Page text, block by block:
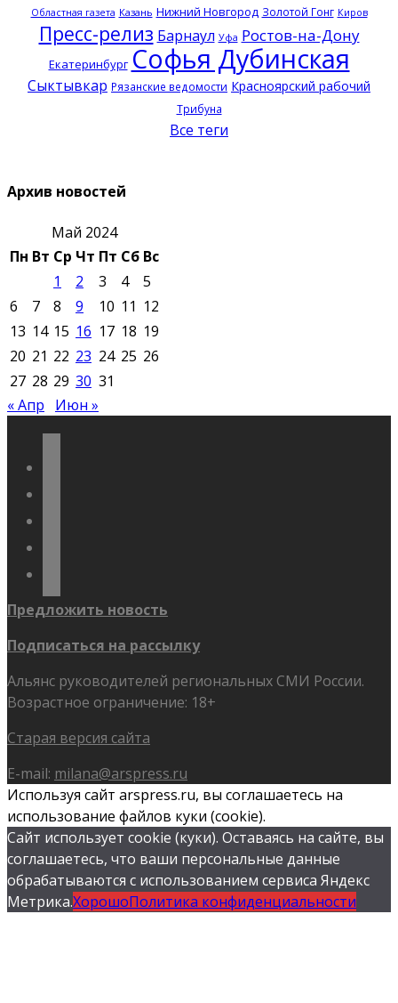
Областная газета Казань Нижний Новгород Золотой Гонг Киров
Пресс-релиз Барнаул Уфа Ростов-на-Дону
Екатеринбург Софья Дубинская
Сыктывкар Рязанские ведомости Красноярский рабочий
Трибуна
Все теги
Архив новостей
Май 2024
Пн Вт Ср Чт Пт Сб Вс
1
2 3 4
5
6
7 8 9 10 11 12
13 14 15 16 17 18 19
20 21 22 23 24 25 26
27 28 29 30 31
« Апр
Июн »
Предложить новость
Подписаться на рассылку
Альянс руководителей региональных СМИ России.
Возрастное ограничение: 18+
Старая версия сайта
E-mail: milana@arspress.ru
Используя сайт arspress.ru, вы соглашаетесь на
использование файлов куки (cookie).
Сайт использует cookie (куки). Оставаясь на сайте, вы
соглашаетесь, что ваши персональные данные
обрабатываются с использованием сервиса Яндекс
Метрика.ХорошоПолитика конфиденциальности